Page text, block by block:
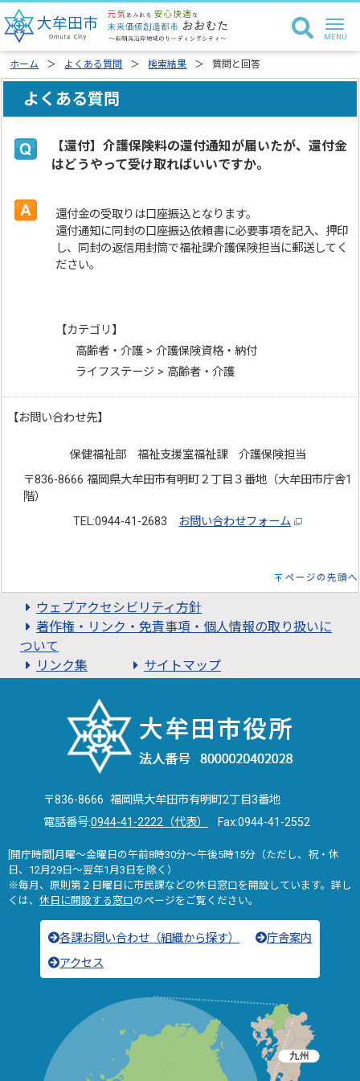
ホーム よくある質問 検索結果 質問と回答
よくある質問
【還付】介護保険料の還付通知が届いたが、還付金
はどうやって受け取ればいいですか。
還付金の受取りは口座振込となります。
還付通知に同封の口座振込依頼書に必要事項を記入、押印
し、同封の返信用封筒で福祉課介護保険担当に郵送してく
ださい。
【カテゴリ】
高齢者・介護 > 介護保険資格・納付
ライフステージ > 高齢者・介護
【お問い合わせ先】
保健福祉部 福祉支援室福祉課 介護保険担当
〒836-8666 福岡県大牟田市有明町２丁目３番地（大牟田市庁舎1
階）
TEL:0944-41-2683
お問い合わせフォーム
ページの先頭へ
ウェブアクセシビリティ方針
著作権・リンク・免責事項・個人情報の取り扱いに
ついて
リンク集
サイトマップ
〒836-8666 福岡県大牟田市有明町2丁目3番地
電話番号:0944-41-2222（代表） Fax:0944-41-2552
[開庁時間]月曜～金曜日の午前8時30分～午後5時15分（ただし、祝・休
日、12月29日～翌年1月3日を除く）
※毎月、原則第２日曜日に市民課などの休日窓口を開設しています。詳し
くは、 休日に開設する窓口のページをご覧ください。
各課お問い合わせ（組織から探す）
庁舎案内
アクセス